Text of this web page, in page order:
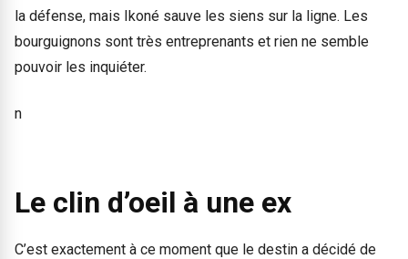
la défense, mais Ikoné sauve les siens sur la ligne. Les
bourguignons sont très entreprenants et rien ne semble
pouvoir les inquiéter.
n
Le clin d’oeil à une ex
C’est exactement à ce moment que le destin a décidé de